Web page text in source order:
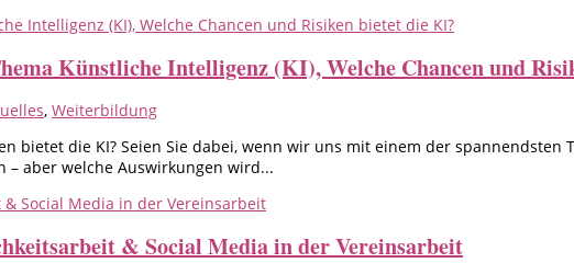
Künstliche Intelligenz (KI), Welche Chancen und
, Weiterbildung
bietet die KI? Seien Sie dabei, wenn wir uns mit einem der
– aber welche Auswirkungen wird...
& Social Media in der Vereinsarbeit